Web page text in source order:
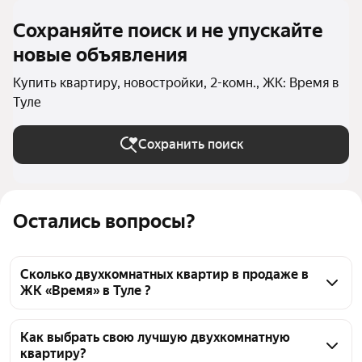
Остались вопросы?
Сколько двухкомнатных квартир в продаже в
ЖК «Время» в Туле ?
в Туле 68 двухкомнатных квартир, из них 1
объявление от агентств, 67 объявлений от
Как выбрать свою лучшую двухкомнатную
квартиру?
Сохраняйте поиск и не упускайте
новые объявления
Купить квартиру, новостройки, 2-комн., ЖК: Время в
Туле
Сохранить поиск